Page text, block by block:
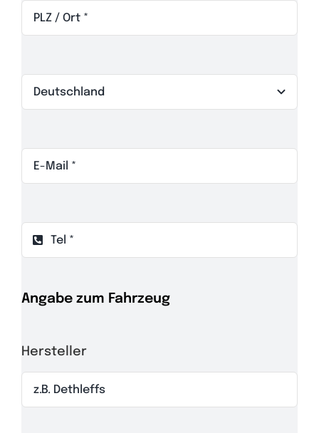
Angabe zum Fahrzeug
Hersteller